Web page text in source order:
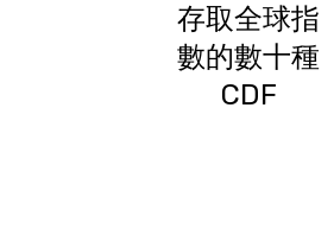
存取全球指
數的數十種
CDF